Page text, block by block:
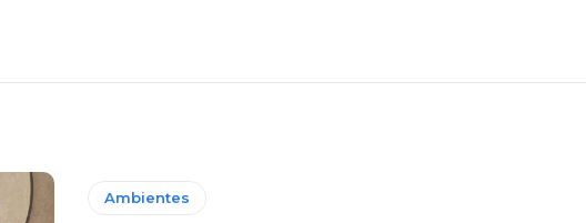
Ambientes